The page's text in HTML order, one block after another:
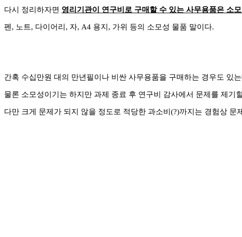
다시 정리하자면 영리기관이 연구비로 구매할 수 있는 사무용품은 소
펜, 노트, 다이어리, 자, A4 용지, 가위 등의 소모성 물품 말이다.
간혹 수십만원 대의 만년필이나 비싼 사무용품을 구매하는 경우도 있
물론 소모성이기는 하지만 과제 종료 후 연구비 감사에서 문제를 제기
다만 크게 문제가 되지 않을 정도로 적당한 과소비(?)까지는 경험상 문